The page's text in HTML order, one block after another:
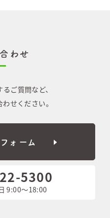
わせ
ご質問など、
せください。
ォーム
5300
9:00〜18:00